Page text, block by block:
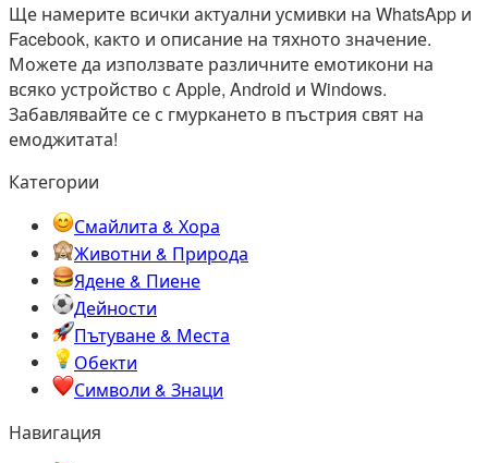
Ще намерите всички актуални усмивки на WhatsApp и
Facebook, както и описание на тяхното значение.
Можете да използвате различните емотикони на
всяко устройство с Apple, Android и Windows.
Забавлявайте се с гмуркането в пъстрия свят на
емоджитата!
Категории
Смайлита & Хора
Животни & Природа
Ядене & Пиене
Дейности
Пътуване & Места
Обекти
Символи & Знаци
Навигация